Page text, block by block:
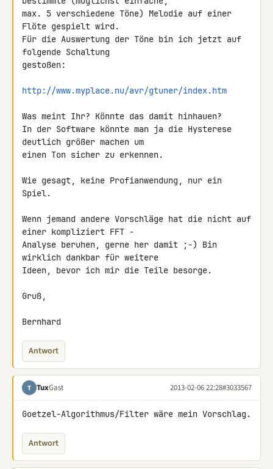
max. 5 verschiedene Töne) Melodie auf einer
Flöte gespielt wird.
Für die Auswertung der Töne bin ich jetzt auf
folgende Schaltung
gestoßen:
http://www.myplace.nu/avr/gtuner/index.htm
Was meint Ihr? Könnte das damit hinhauen?
In der Software könnte man ja die Hysterese
deutlich größer machen um
einen Ton sicher zu erkennen.
Wie gesagt, keine Profianwendung, nur ein
Spiel.
Wenn jemand andere Vorschläge hat die nicht auf
einer kompliziert FFT -
Analyse beruhen, gerne her damit ;-) Bin
wirklich dankbar für weitere
Ideen, bevor ich mir die Teile besorge.
Gruß,
Bernhard
Antwort
T TuxGast 2013-02-06 22:28#3033567
Goetzel-Algorithmus/Filter wäre mein Vorschlag.
Antwort